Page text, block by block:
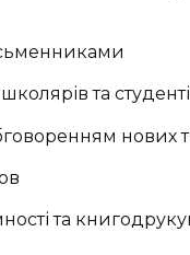
та
нових
та